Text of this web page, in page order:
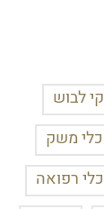
לבוש
כלי משק
כלי רפואה